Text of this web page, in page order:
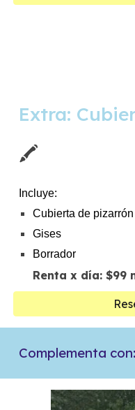
Extra:
🖍️
Incluye:
Cubierta de
Gises
Borrador
Renta x día: $99
Complementa con: